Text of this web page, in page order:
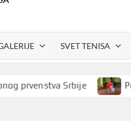
SVET TENISA
Srbije Prvo